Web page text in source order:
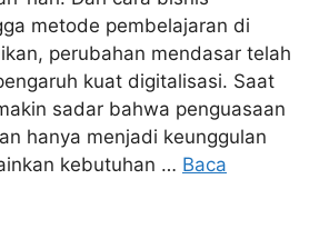
metode pembelajaran di
perubahan mendasar telah
kuat digitalisasi. Saat
sadar bahwa penguasaan
hanya menjadi keunggulan
kebutuhan … Baca